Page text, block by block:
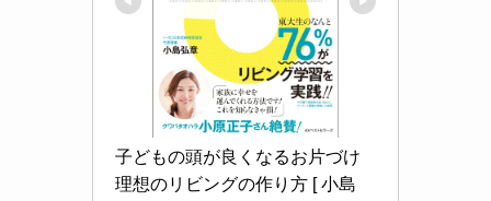
子どもの頭が良くなるお片づけ
理想のリビングの作り方 [ 小島